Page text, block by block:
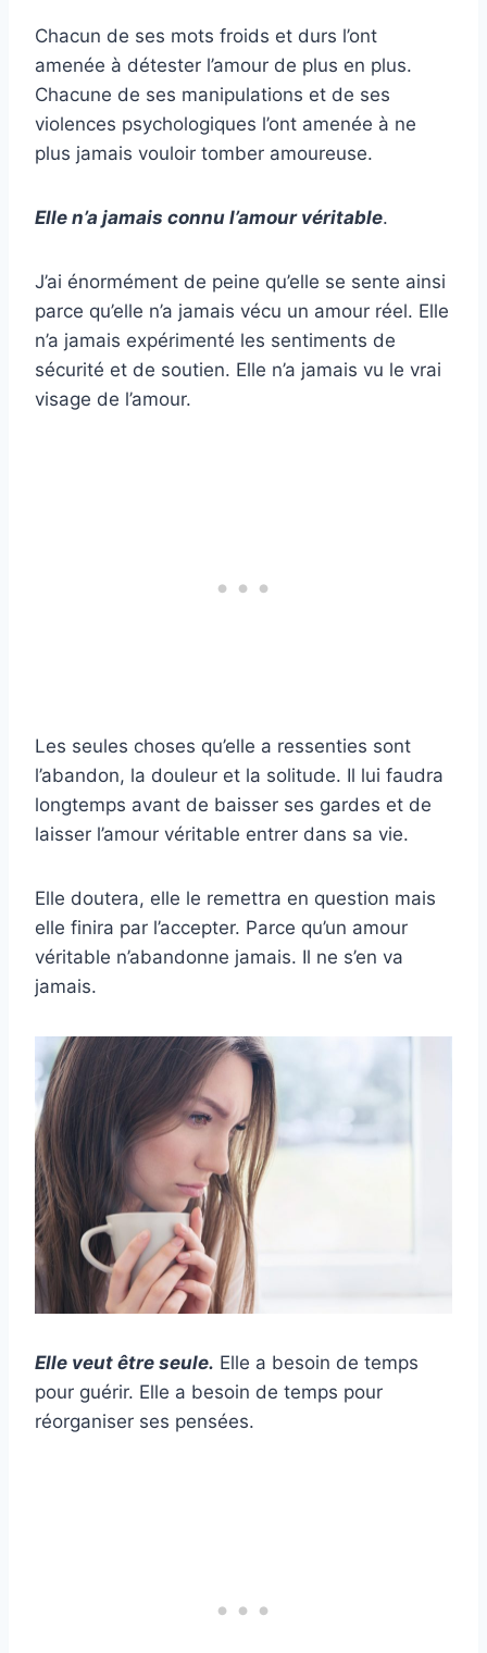
Chacun de ses mots froids et durs l’ont
amenée à détester l’amour de plus en plus.
Chacune de ses manipulations et de ses
violences psychologiques l’ont amenée à ne
plus jamais vouloir tomber amoureuse.
Elle n’a jamais connu l’amour véritable.
J’ai énormément de peine qu’elle se sente ainsi
parce qu’elle n’a jamais vécu un amour réel. Elle
n’a jamais expérimenté les sentiments de
sécurité et de soutien. Elle n’a jamais vu le vrai
visage de l’amour.
Les seules choses qu’elle a ressenties sont
l’abandon, la douleur et la solitude. Il lui faudra
longtemps avant de baisser ses gardes et de
laisser l’amour véritable entrer dans sa vie.
Elle doutera, elle le remettra en question mais
elle finira par l’accepter. Parce qu’un amour
véritable n’abandonne jamais. Il ne s’en va
jamais.
Elle veut être seule. Elle a besoin de temps
pour guérir. Elle a besoin de temps pour
réorganiser ses pensées.